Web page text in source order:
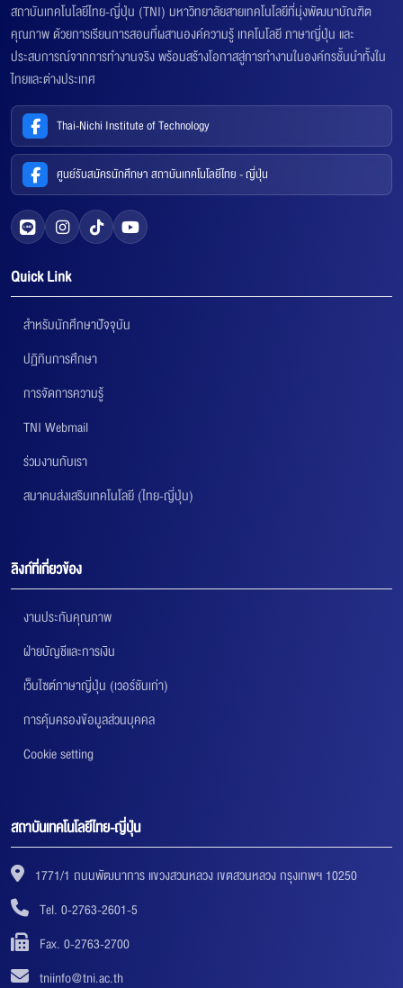
สถาบันเทคโนโลยีไทย-ญี่ปุ่น (TNI) มหาวิทยาลัยสายเทคโนโลยีที่มุ่งพัฒนาบัณฑิต
คุณภาพ ด้วยการเรียนการสอนที่ผสานองค์ความรู้ เทคโนโลยี ภาษาญี่ปุ่น และ
ประสบการณ์จากการทำงานจริง พร้อมสร้างโอกาสสู่การทำงานในองค์กรชั้นนำทั้งใน
ไทยและต่างประเทศ
Thai-Nichi Institute of Technology
ศูนย์รับสมัครนักศึกษา สถาบันเทคโนโลยีไทย - ญี่ปุ่น
Quick Link
สำหรับนักศึกษาปัจจุบัน
ปฏิทินการศึกษา
การจัดการความรู้
TNI Webmail
ร่วมงานกับเรา
สมาคมส่งเสริมเทคโนโลยี (ไทย-ญี่ปุ่น)
ลิงก์ที่เกี่ยวข้อง
งานประกันคุณภาพ
ฝ่ายบัญชีและการเงิน
เว็บไซต์ภาษาญี่ปุ่น (เวอร์ชันเก่า)
การคุ้มครองข้อมูลส่วนบุคคล
Cookie setting
สถาบันเทคโนโลยีไทย-ญี่ปุ่น
1771/1 ถนนพัฒนาการ แขวงสวนหลวง เขตสวนหลวง กรุงเทพฯ 10250
Tel. 0-2763-2601-5
Fax. 0-2763-2700
tniinfo@tni.ac.th